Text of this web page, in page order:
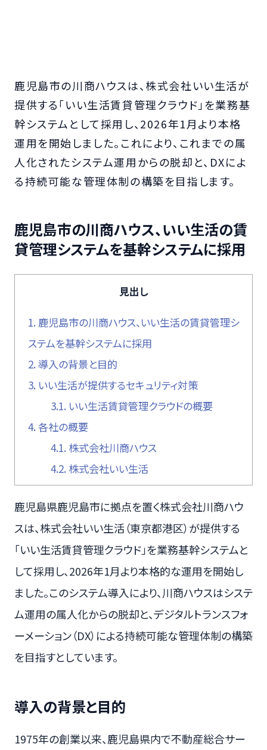
鹿児島市の川商ハウスは、株式会社いい生活が
提供する「いい生活賃貸管理クラウド」を業務基
幹システムとして採用し、2026年1月より本格
運用を開始しました。これにより、これまでの属
人化されたシステム運用からの脱却と、DXによ
る持続可能な管理体制の構築を目指します。
鹿児島市の川商ハウス、いい生活の賃
貸管理システムを基幹システムに採用
見出し
1. 鹿児島市の川商ハウス、いい生活の賃貸管理シ
ステムを基幹システムに採用
2. 導入の背景と目的
3. いい生活が提供するセキュリティ対策
3.1. いい生活賃貸管理クラウドの概要
4. 各社の概要
4.1. 株式会社川商ハウス
4.2. 株式会社いい生活
鹿児島県鹿児島市に拠点を置く株式会社川商ハウ
スは、株式会社いい生活（東京都港区）が提供する
「いい生活賃貸管理クラウド」を業務基幹システムと
して採用し、2026年1月より本格的な運用を開始し
ました。このシステム導入により、川商ハウスはシステ
ム運用の属人化からの脱却と、デジタルトランスフォ
ーメーション（DX）による持続可能な管理体制の構築
を目指すとしています。
導入の背景と目的
1975年の創業以来、鹿児島県内で不動産総合サー